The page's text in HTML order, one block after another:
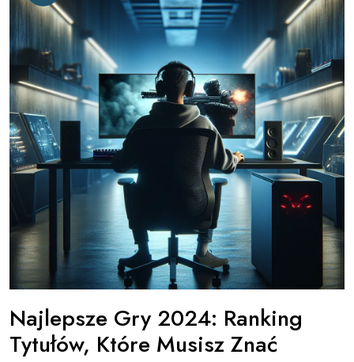
Najlepsze Gry 2024: Ranking
Tytułów, Które Musisz Znać